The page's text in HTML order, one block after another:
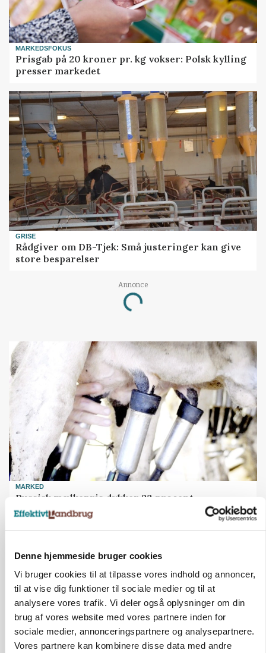
Denne hjemmeside bruger cookies
Vi bruger cookies til at tilpasse vores indhold og annoncer,
til at vise dig funktioner til sociale medier og til at
analysere vores trafik. Vi deler også oplysninger om din
brug af vores website med vores partnere inden for
sociale medier, annonceringspartnere og analysepartnere.
Vores partnere kan kombinere disse data med andre
MARKEDSFOKUS
Prisgab på 20 kroner pr. kg vokser: Polsk kylling
presser markedet
GRISE
Rådgiver om DB-Tjek: Små justeringer kan give
store besparelser
Annonce
Loading...
MARKED
Russisk mælkepris dykker 23 procent